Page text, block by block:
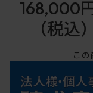
168,000
（税込）
こ